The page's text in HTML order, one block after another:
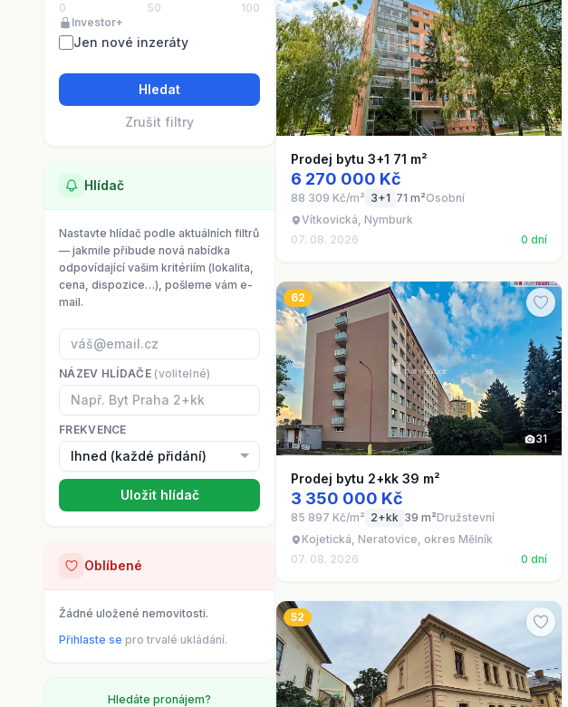
0 50
100
Investor+
Jen nové inzeráty
Hledat
Zrušit filtry
Hlídač
Nastavte hlídač podle aktuálních filtrů
— jakmile přibude nová nabídka
odpovídající vašim kritériím (lokalita,
cena, dispozice…), pošleme vám e-
mail.
NÁZEV HLÍDAČE (volitelné)
FREKVENCE
Uložit hlídač
Oblíbené
Žádné uložené nemovitosti.
Přihlaste se pro trvalé ukládání.
Hledáte pronájem?
Prodej bytu 3+1 71 m²
6 270 000 Kč
88 309 Kč/m² 3+1 71 m²Osobní
Vítkovická, Nymburk
07. 08. 2026
0 dní
62
31
Prodej bytu 2+kk 39 m²
3 350 000 Kč
85 897 Kč/m² 2+kk 39 m²Družstevní
Kojetická, Neratovice, okres Mělník
07. 08. 2026
0 dní
52